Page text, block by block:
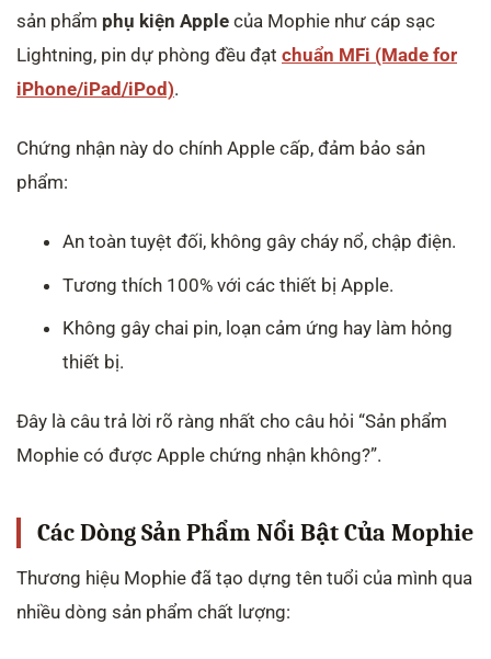
sản phẩm phụ kiện Apple của Mophie như cáp sạc
Lightning, pin dự phòng đều đạt chuẩn MFi (Made for
iPhone/iPad/iPod).
Chứng nhận này do chính Apple cấp, đảm bảo sản
phẩm:
An toàn tuyệt đối, không gây cháy nổ, chập điện.
Tương thích 100% với các thiết bị Apple.
Không gây chai pin, loạn cảm ứng hay làm hỏng
thiết bị.
Đây là câu trả lời rõ ràng nhất cho câu hỏi “Sản phẩm
Mophie có được Apple chứng nhận không?”.
Các Dòng Sản Phẩm Nổi Bật Của Mophie
Thương hiệu Mophie đã tạo dựng tên tuổi của mình qua
nhiều dòng sản phẩm chất lượng: